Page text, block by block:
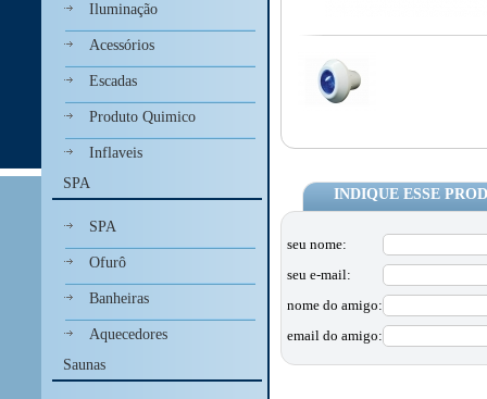
Iluminação
Acessórios
Escadas
Produto Quimico
Inflaveis
SPA
SPA
Ofurô
Banheiras
Aquecedores
Saunas
INDIQUE ESSE
seu nome:
seu e-mail:
nome do amigo:
email do amigo: